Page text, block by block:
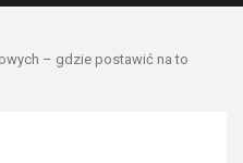
– gdzie postawić na to